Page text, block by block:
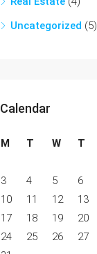
Uncategorized (5)
Calendar
M T W T
3
4 5 6
10
11 12 13
17
18 19 20
24
25 26 27